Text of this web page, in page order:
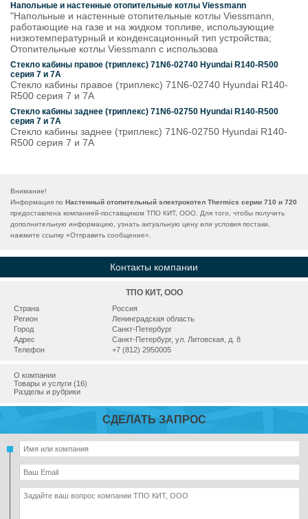
Напольные и настенные отопительные котлы Viessmann
"Напольные и настенные отопительные котлы Viessmann,
работающие на газе и на жидком топливе, использующие
низкотемпературный и конденсационный тип устройства;
Отопительные котлы Viessmann с использова
Стекло кабины правое (триплекс) 71N6-02740 Hyundai R140-R500
серия 7 и 7A
Стекло кабины правое (триплекс) 71N6-02740 Hyundai R140-
R500 серия 7 и 7A
Стекло кабины заднее (триплекс) 71N6-02750 Hyundai R140-R500
серия 7 и 7A
Стекло кабины заднее (триплекс) 71N6-02750 Hyundai R140-
R500 серия 7 и 7A
Внимание!
Информация по Настенный отопительный электрокотел Thermics серии 710 и 720
предоставлена компанией-поставщиком ТПО КИТ, ООО. Для того, чтобы получить
дополнительную информацию, узнать актуальную цену или условия постаки,
нажмите ссылку «Отправить сообщение».
Контакты компании
ТПО КИТ, ООО
Страна
Россия
Регион
Ленинградская область
Город
Санкт-Петербург
Адрес
Санкт-Петербург, ул. Литовская, д. 8
Телефон
+7 (812) 2950005
О компании
Товары и услуги (16)
Разделы и рубрики
СДЕЛАТЬ ЗАПРОС